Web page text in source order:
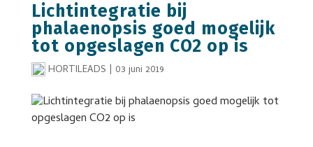
Lichtintegratie bij
phalaenopsis goed mogelijk
tot opgeslagen CO2 op is
HORTILEADS | 03 juni 2019